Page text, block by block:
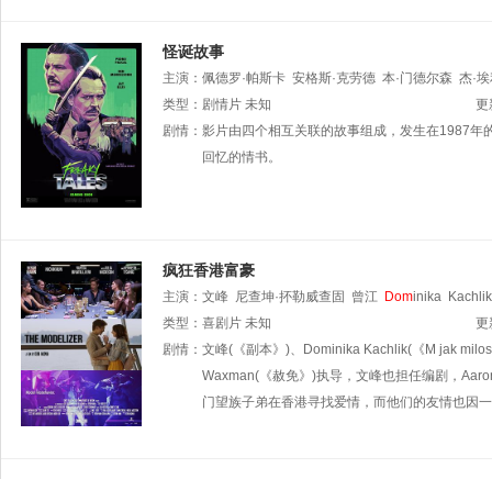
怪诞故事
主演： 佩德罗·帕斯卡 安格斯·克劳德 本·门德尔森 杰·
尔·X·萨默斯 金永 米歇
类型： 剧情片 未知
更
剧情： 影片由四个相互关联的故事组成，发生在1987年
回忆的情书。
疯狂香港富豪
主演： 文峰 尼查坤·抔勒威查固 曾江 Dominika Kachlik
类型： 喜剧片 未知
更
剧情： 文峰(《副本》)、Dominika Kachlik(《M jak
Waxman(《赦免》)执导，文峰也担任编剧，
门望族子弟在香港寻找爱情，而他们的友情也因